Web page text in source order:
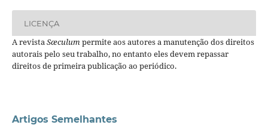
LICENÇA
A revistaSæculumpermite aos autores a manutenção dos direitos
autorais pelo seu trabalho, no entanto eles devem repassar
direitos de primeira publicação ao periódico.
Artigos Semelhantes